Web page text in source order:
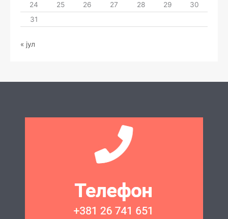
24
25 26 27 28 29
30
31
« јул